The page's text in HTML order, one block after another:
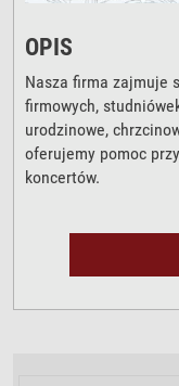
OPIS
Nasza firma zajmuje
firmowych,
urodzinowe,
oferujemy pomoc
koncertów.